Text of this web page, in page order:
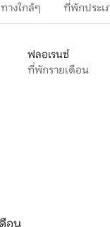
างใกล้ๆ ที่พักประเ
ฟลอเรนซ์
ที่พักรายเดือน